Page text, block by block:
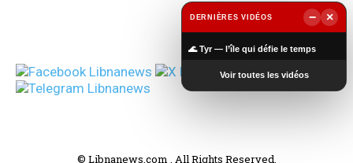
© Libnanews.com . All Rights Reserved.
DERNIÈRES VIDÉOS −
×
🌊 Tyr — l’île qui défie le temps
Voir toutes les vidéos